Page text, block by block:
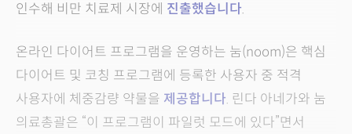
인수해 비만 치료제 시장에 진출했습니다.
온라인 다이어트 프로그램을 운영하는 눔(noom)은 핵심
다이어트 및 코칭 프로그램에 등록한 사용자 중 적격
사용자에 체중감량 약물을 제공합니다. 린다 아네가와 눔
의료총괄은 “이 프로그램이 파일럿 모드에 있다”면서